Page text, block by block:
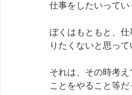
仕事をしたいって
ぼくはもともと、
りたくないと思って
それは、その時考
ことをやること等だ